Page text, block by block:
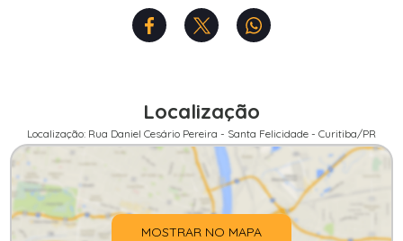
Localização
Localização: Rua Daniel Cesário Pereira - Santa Felicidade - Curitiba/PR
MOSTRAR NO MAPA